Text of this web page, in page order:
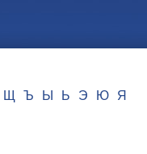
Щ Ъ Ы Ь Э Ю Я